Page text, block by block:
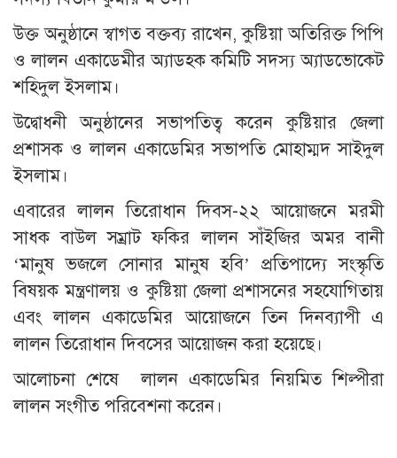
উক্ত অনুষ্ঠানে স্বাগত বক্তব্য রাখেন, কুষ্টিয়া অতিরিক্ত পিপি
ও লালন একাডেমীর অ্যাডহক কমিটি সদস্য অ্যাডভোকেট
শহিদুল ইসলাম।
উদ্বোধনী অনুষ্ঠানের সভাপতিত্ব করেন কুষ্টিয়ার জেলা
প্রশাসক ও লালন একাডেমির সভাপতি মোহাম্মদ সাইদুল
ইসলাম।
এবারের লালন তিরোধান দিবস-২২ আয়োজনে মরমী
সাধক বাউল সম্রাট ফকির লালন সাঁইজির অমর বানী
‘মানুষ ভজলে সোনার মানুষ হবি’ প্রতিপাদ্যে সংস্কৃতি
বিষয়ক মন্ত্রণালয় ও কুষ্টিয়া জেলা প্রশাসনের সহযোগিতায়
এবং লালন একাডেমির আয়োজনে তিন দিনব্যাপী এ
লালন তিরোধান দিবসের আয়োজন করা হয়েছে।
আলোচনা শেষে লালন একাডেমির নিয়মিত শিল্পীরা
লালন সংগীত পরিবেশনা করেন।